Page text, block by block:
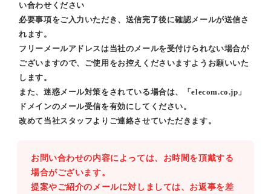
い合わせください
必要事項をご入力いただき、送信完了後に確認メールが送信さ
れます。
フリーメールアドレスは当社のメールを受付けられない場合が
ございますので、ご使用をお控えくださいますようお願いいた
します。
また、迷惑メール対策をされている場合は、「elecom.co.jp」
ドメインのメール受信を有効にしてください。
改めて当社スタッフよりご連絡させていただきます。
お問い合わせの内容によっては、お時間を頂戴する
場合がございます。
提案やご紹介のメールに対しましては、お返事を差